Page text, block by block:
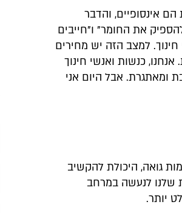
אינסופיים, והדבר
את החומר" ו"חייבים
למצב הזה יש מחירים
כנשות ואנשי חינוך
ומאתגרת. אבל היום אני
גואה, היכולת להקשיב
שלנו לנעשה במרחב
יותר.